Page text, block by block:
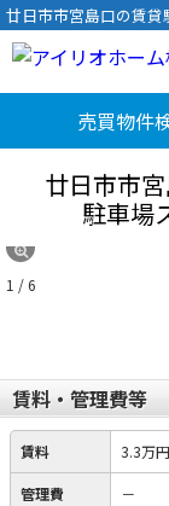
廿日市市宮島口の賃
売買物件
廿日市市
駐車場
1 / 6
賃料・管理費等
賃料 3.3万円
管理費 －